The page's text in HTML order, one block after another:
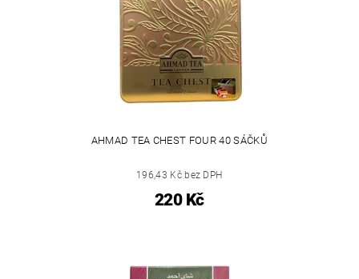
AHMAD TEA CHEST FOUR 40 SÁČKŮ
196,43 Kč bez DPH
220 Kč